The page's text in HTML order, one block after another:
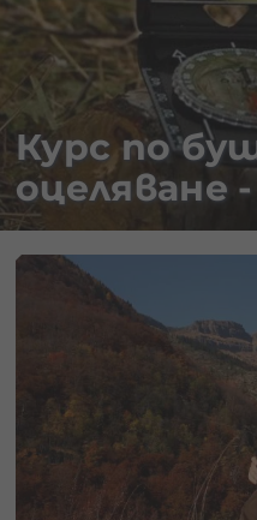
Курс по
оцеляване